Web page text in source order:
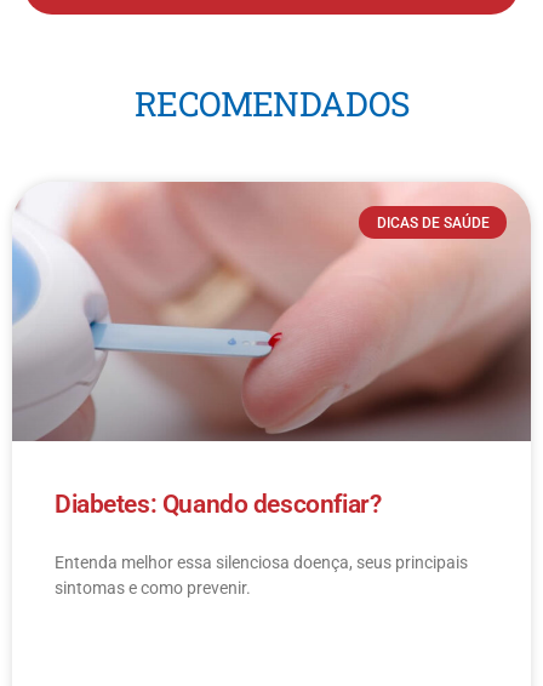
RECOMENDADOS
DICAS DE SAÚDE
Diabetes: Quando desconfiar?
Entenda melhor essa silenciosa doença, seus principais
sintomas e como prevenir.